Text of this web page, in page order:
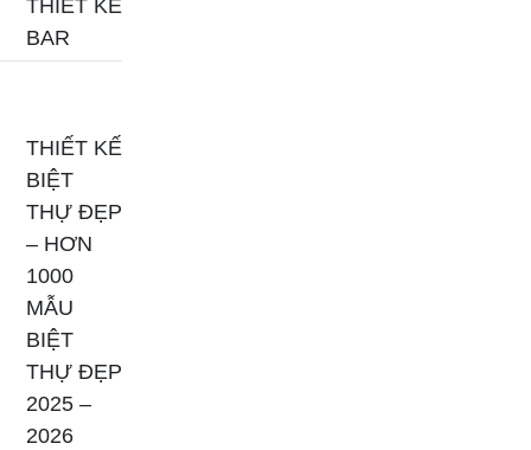
THIẾT KẾ
BAR
THIẾT KẾ
BIỆT
THỰ ĐẸP
– HƠN
1000
MẪU
BIỆT
THỰ ĐẸP
2025 –
2026